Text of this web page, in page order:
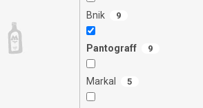
Bnik 9
Pantograff 9
Markal 5